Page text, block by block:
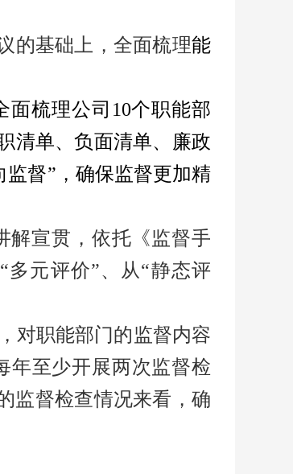
的基础上，全面梳理能
面梳理公司10个职能部
清单、负面清单、廉政
监督”，确保监督更加精
解宣贯，依托《监督手
多元评价”、从“静态评
对职能部门的监督内容
年至少开展两次监督检
监督检查情况来看，确